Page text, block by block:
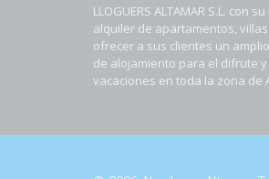
LLOGUERS ALTAMAR S.L. con
alquiler de apartamentos,
ofrecer a sus clientes un
de alojamiento para el difrute
vacaciones en toda la zona de